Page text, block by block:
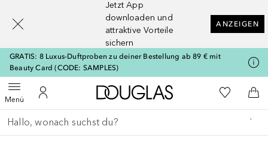
Jetzt App
downloaden und
attraktive Vorteile
sichern
ANZEIGEN
GRATIS: 8 Luxus-Duftproben zu deiner Bestellung ab 89 € mit
Beauty Card (CODE: SAMPLES)
MenüMenü öffnenZu Meinem Kundenkonto
Zur Douglas Startseite
Zu Meiner
Gehe zurück
Suche ausführen
[navigation.slideout.screenreader]